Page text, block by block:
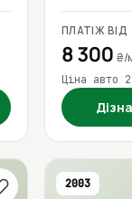
ПЛАТІЖ ВІД
8 300 ₴/
Ціна авто
2003